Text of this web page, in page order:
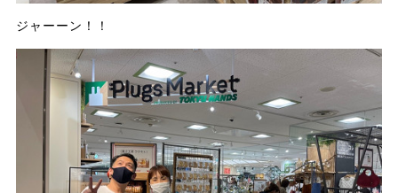
ジャーーン！！